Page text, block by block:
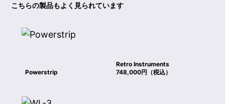
こちらの製品もよく見られています
Retro Instruments
Powerstrip
748,000円（税込）